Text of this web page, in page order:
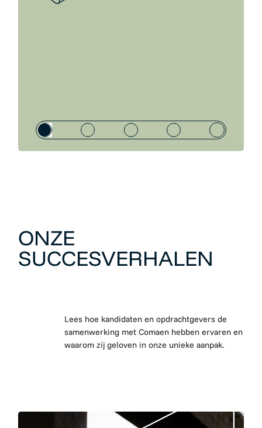
ONZE
SUCCESVERHALEN
Lees hoe kandidaten en opdrachtgevers de
samenwerking met Comaen hebben ervaren en
waarom zij geloven in onze unieke aanpak.